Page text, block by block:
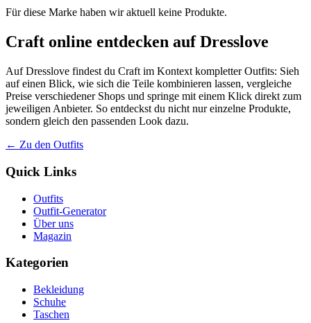
Für diese Marke haben wir aktuell keine Produkte.
Craft online entdecken auf Dresslove
Auf Dresslove findest du Craft im Kontext kompletter Outfits: Sieh
auf einen Blick, wie sich die Teile kombinieren lassen, vergleiche
Preise verschiedener Shops und springe mit einem Klick direkt zum
jeweiligen Anbieter. So entdeckst du nicht nur einzelne Produkte,
sondern gleich den passenden Look dazu.
← Zu den Outfits
Quick Links
Outfits
Outfit-Generator
Über uns
Magazin
Kategorien
Bekleidung
Schuhe
Taschen